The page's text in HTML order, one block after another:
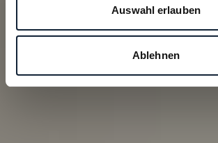
Auswahl erlauben
Ablehnen